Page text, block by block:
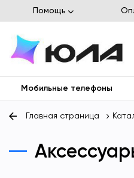
Помощь
Мобильные телефоны
Главная страница